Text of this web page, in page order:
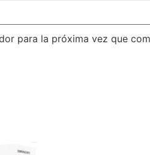
para la próxima vez que